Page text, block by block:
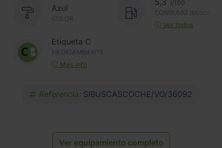
Azul
COLOR
l/100
CONSUMO
(MEDIO)
Ver todos
Etiqueta C
MEDIOAMBIENTE
Más info
Referencia: SIBUSCASCOCHE/VO/36092
Ver equipamiento completo